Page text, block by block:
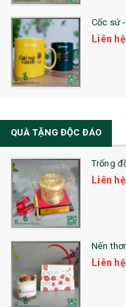
Cốc sứ
Liên hệ
QUÀ TẶNG ĐỘC ĐÁO
Trống
Liên hệ
Nến
Liên hệ